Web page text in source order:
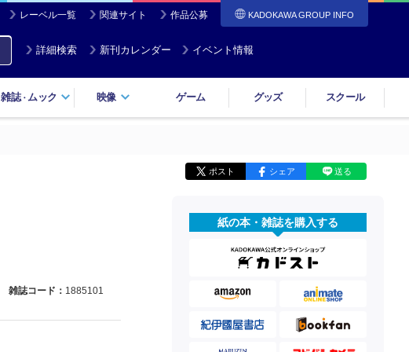
レーベル一覧 関連サイト 作品公募 KADOKAWA GROUP INFO
詳細検索 新刊カレンダー イベント情報
雑誌・ ムック 映像 ゲーム グッズ スクール
ポスト シェア 送る
雑誌コード： 1885101
紙の本・雑誌を購入する